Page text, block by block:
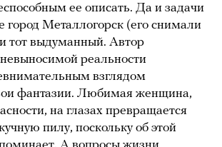
ее описать. Да и задачи
город Металлогорск (его снимали
тот выдуманный. Автор
реальности
взглядом
фантазии. Любимая женщина,
на глазах превращается
пилу, поскольку об этой